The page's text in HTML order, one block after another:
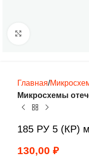
Главная
Микросхемы
185 РУ 5 (КР)
130,00 ₽